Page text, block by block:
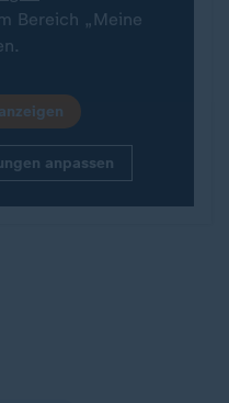
Bereich „Meine
anpassen